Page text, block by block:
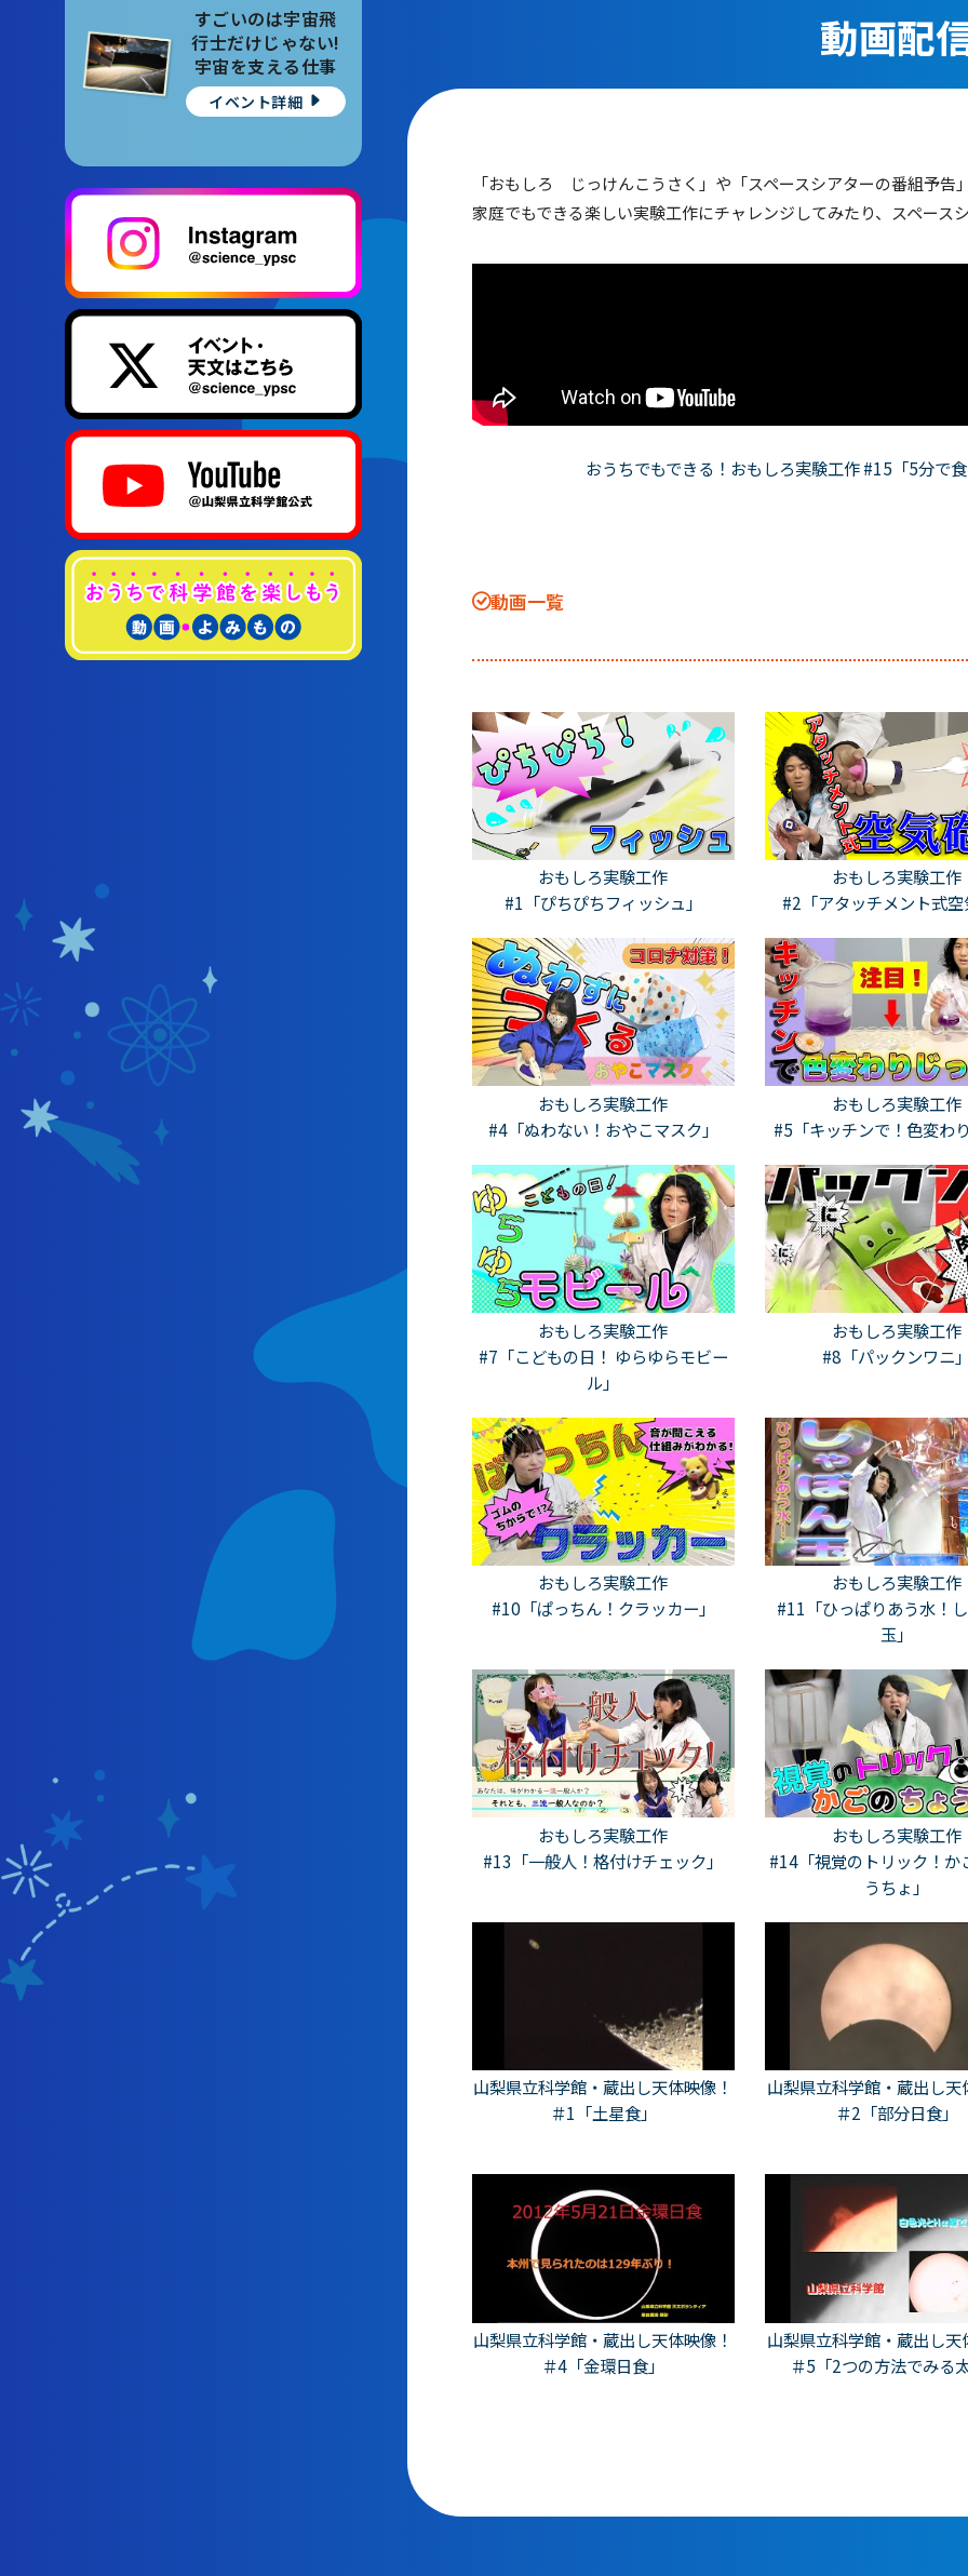
動画配
「おもしろ じっけんこうさく」や「スペースシアターの番組予告
家庭でもできる楽しい実験工作にチャレンジしてみたり、スペース
おうちでもできる！おもしろ実験工作 #15「5分で
動画一覧
おもしろ実験工作
#1「ぴちぴちフィッシュ」
おもしろ実験工作
#2「アタッチメント式
おもしろ実験工作
#4「ぬわない！おやこマスク」
おもしろ実験工作
#5「キッチンで！色変わ
おもしろ実験工作
#7「こどもの日！ ゆらゆらモビー
ル」
おもしろ実験工作
#8「パックンワニ
おもしろ実験工作
#10「ぱっちん！クラッカー」
おもしろ実験工作
#11「ひっぱりあう水！
玉」
おもしろ実験工作
#13「一般人！格付けチェック」
おもしろ実験工作
#14「視覚のトリック！か
うちょ」
山梨県立科学館・蔵出し天体映像！
＃1「土星食」
山梨県立科学館・蔵出し天
＃2「部分日食」
山梨県立科学館・蔵出し天体映像！
＃4「金環日食」
山梨県立科学館・蔵出し天
＃5「2つの方法でみる
すごいのは宇宙飛
行士だけじゃない!
宇宙を支える仕事
イベント詳細